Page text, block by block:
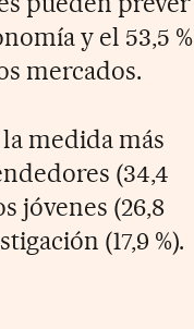
y el 53,5 %
mercados.
medida más
(34,4
jóvenes (26,8
(17,9 %).